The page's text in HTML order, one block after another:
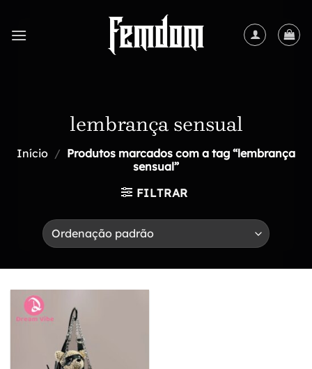
content
lembrança sensual
Início / Produtos marcados com a tag “lembrança
sensual”
FILTRAR